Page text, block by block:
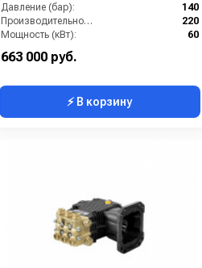
Давление (бар):
140
Производительность (л/мин):
220
Мощность (кВт):
60
663 000 руб.
⚡ В корзину